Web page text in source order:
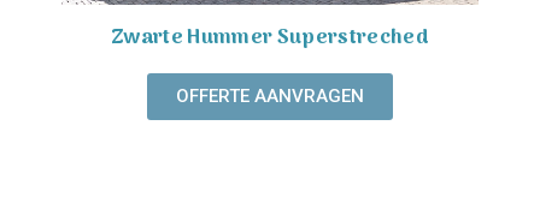
Zwarte Hummer Superstreched
OFFERTE AANVRAGEN